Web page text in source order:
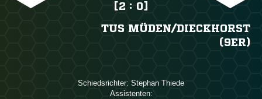
[2 : 0]
TUS MÜDEN/​DIECKHORST
(9ER)
Schiedsrichter:  
Assistenten: